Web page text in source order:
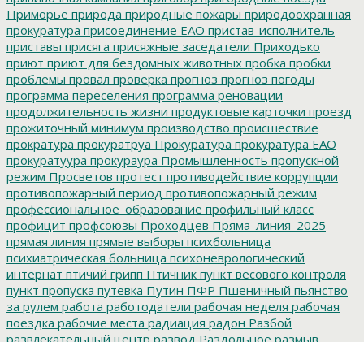
Приморье природа природные пожары природоохранная
прокуратура присоединение ЕАО пристав-исполнитель
приставы присяга присяжные заседатели Приходько
приют приют для бездомных животных пробка пробки
проблемы провал проверка прогноз прогноз погоды
программа переселения программа реновации
продолжительность жизни продуктовые карточки проезд
прожиточный минимум производство происшествие
прократура прокуратруа Прокуратура прокуратура ЕАО
прокуратуура прокураура Промышленность пропускной
режим Просветов протест противодействие коррупции
противопожарный период противопожарный режим
профессиональное_образование профильный класс
профицит профсоюзы Проходцев Пряма_линия_2025
прямая линия прямые выборы психбольница
психиатрическая больница психоневрологический
интернат птичий грипп Птичник пункт весового контроля
пункт пропуска путевка Путин ПФР Пшеничный пьянство
за рулем работа работодатели рабочая неделя рабочая
поездка рабочие места радиация радон Разбой
развлекательный центр развод Раздольное размыв